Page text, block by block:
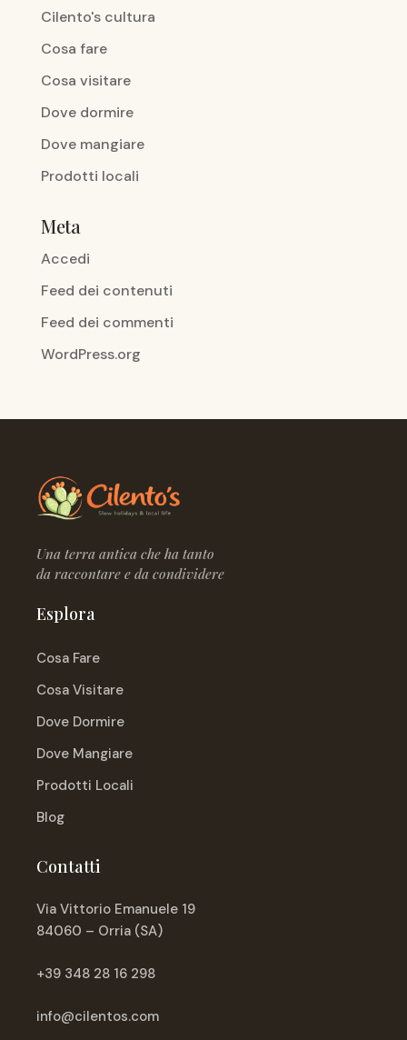
Cilento's cultura
Cosa fare
Cosa visitare
Dove dormire
Dove mangiare
Prodotti locali
Meta
Accedi
Feed dei contenuti
Feed dei commenti
WordPress.org
Una terra antica che ha tanto
da raccontare e da condividere
Esplora
Cosa Fare
Cosa Visitare
Dove Dormire
Dove Mangiare
Prodotti Locali
Blog
Contatti
Via Vittorio Emanuele 19
84060 – Orria (SA)
+39 348 28 16 298
info@cilentos.com